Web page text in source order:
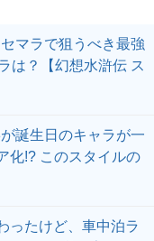
マラで狙うべき最強
は？【幻想水滸伝 ス
が誕生日のキャラが一
化!? このスタイルの
ったけど、車中泊ラ